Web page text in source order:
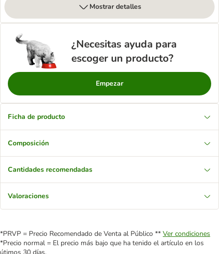
Mostrar detalles
¿Necesitas ayuda para
escoger un producto?
Empezar
Ficha de producto
Composición
Cantidades recomendadas
Valoraciones
*PRVP = Precio Recomendado de Venta al Público ** Ver condiciones
*Precio normal = El precio más bajo que ha tenido el artículo en los